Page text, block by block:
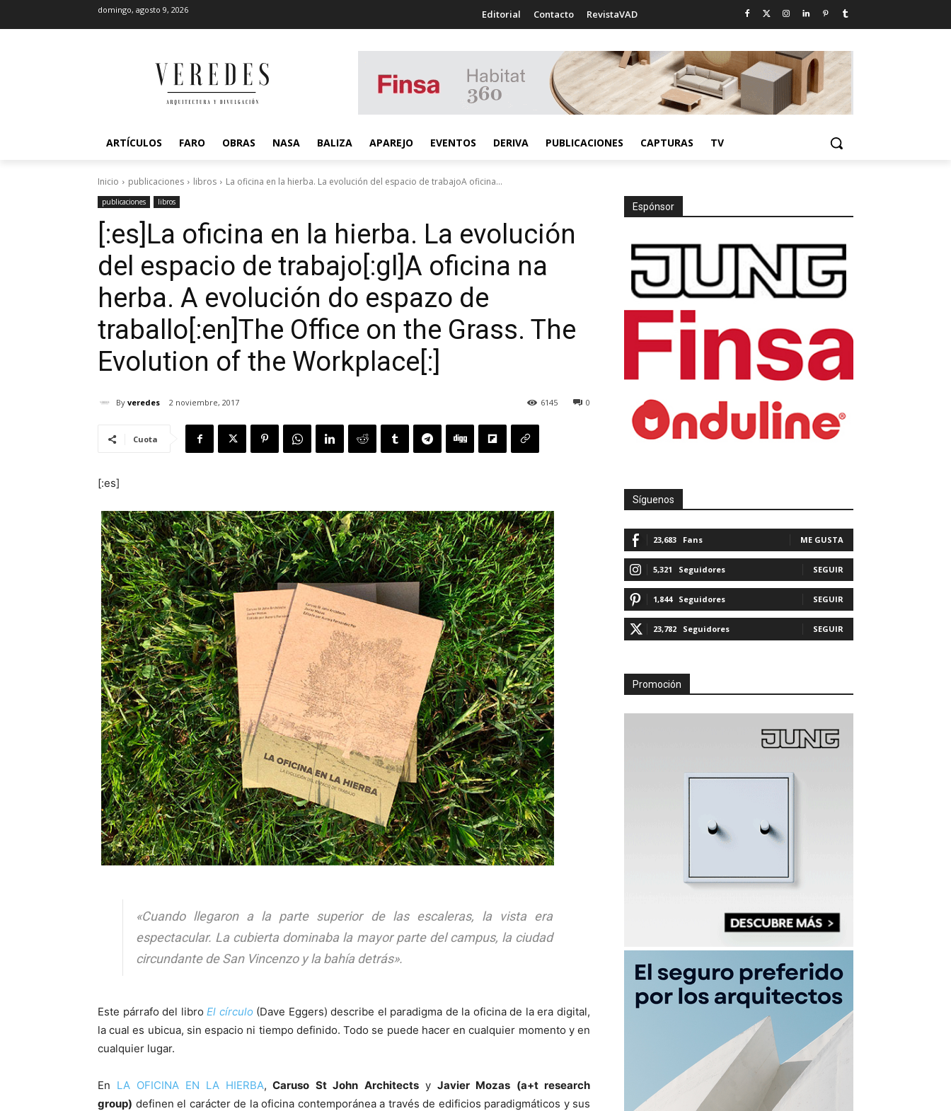
domingo, agosto 9, 2026 Editorial Contacto RevistaVAD
ARTÍCULOS FARO OBRAS NASA BALIZA APAREJO EVENTOS DERIVA PUBLICACIONES CAPTURAS TV
Inicio publicaciones libros La oficina en la hierba. La evolución del espacio de trabajoA oficina...
publicaciones libros
[:es]La oficina en la hierba. La evolución
del espacio de trabajo[:gl]A oficina na
herba. A evolución do espazo de
traballo[:en]The Office on the Grass. The
Evolution of the Workplace[:]
By veredes 2 noviembre, 2017 0
6145
Cuota
[:es]
«Cuando llegaron a la parte superior de las escaleras, la vista era
espectacular. La cubierta dominaba la mayor parte del campus, la ciudad
circundante de San Vincenzo y la bahía detrás».
Este párrafo del libroEl círculo(Dave Eggers) describe el paradigma de la oficina de la era digital,
la cual es ubicua, sin espacio ni tiempo definido. Todo se puede hacer en cualquier momento y en
cualquier lugar.
En LA OFICINA EN LA HIERBA, Caruso St John Architectsy Javier Mozas (a+t research
group) definen el carácter de la oficina contemporánea a través de edificios paradigmáticos y sus
Espónsor
Síguenos
23,683 Fans ME GUSTA
5,321 Seguidores SEGUIR
1,844 Seguidores SEGUIR
23,782 Seguidores SEGUIR
Promoción